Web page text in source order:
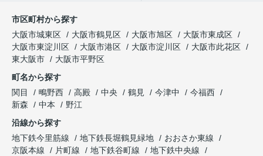
市区町村から探す
大阪市城東区
大阪市鶴見区 大阪市旭区
大阪市東成区
大阪市東淀川区
大阪市港区 大阪市淀川区
大阪市此花区
東大阪市
大阪市平野区
町名から探す
関目
鴫野西 高殿 中央 鶴見 今津中
今福西
新森
中本
野江
沿線から探す
地下鉄今里筋線
地下鉄長堀鶴見緑地
おおさか東線
京阪本線
片町線 地下鉄谷町線
地下鉄中央線